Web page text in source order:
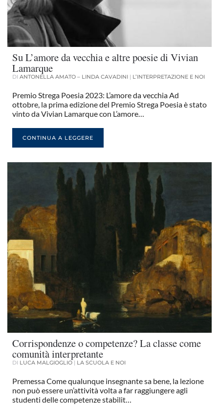
Su L’amore da vecchia e altre poesie di Vivian
Lamarque
DI ANTONELLA AMATO – LINDA CAVADINI | L’INTERPRETAZIONE E NOI
Premio Strega Poesia 2023: L’amore da vecchia Ad
ottobre, la prima edizione del Premio Strega Poesia è stato
vinto da Vivian Lamarque con L’amore…
CONTINUA A LEGGERE
Corrispondenze o competenze? La classe come
comunità interpretante
DI LUCA MALGIOGLIO| LA SCUOLA E NOI
Premessa Come qualunque insegnante sa bene, la lezione
non può essere un’attività volta a far raggiungere agli
studenti delle competenze stabilit…